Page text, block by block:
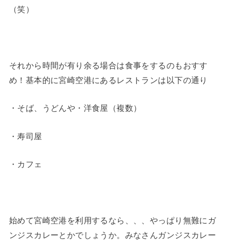
（笑）
それから時間が有り余る場合は食事をするのもおすす
め！基本的に宮崎空港にあるレストランは以下の通り
・そば、うどんや・洋食屋（複数）
・寿司屋
・カフェ
始めて宮崎空港を利用するなら、、、やっぱり無難にガ
ンジスカレーとかでしょうか。みなさんガンジスカレー